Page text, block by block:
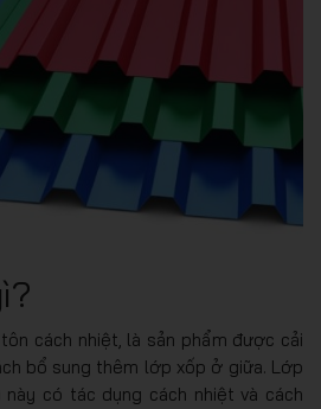
cách nhiệt, là sản phẩm được cải
bổ sung thêm lớp xốp ở giữa. Lớp
này có tác dụng cách nhiệt và cách